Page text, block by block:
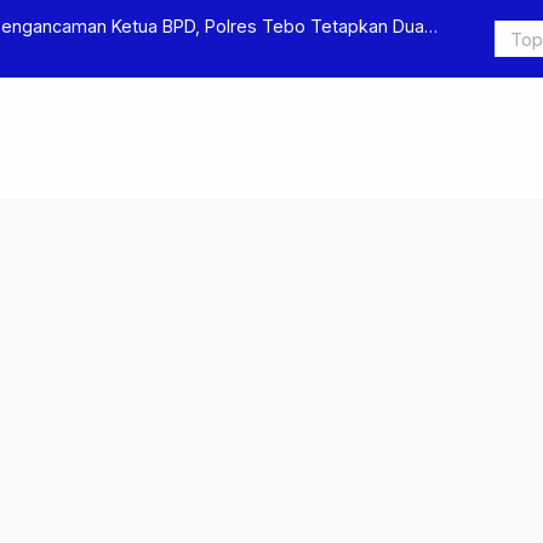
Ketua BPD, Polres Tebo Tetapkan Dua
Polres